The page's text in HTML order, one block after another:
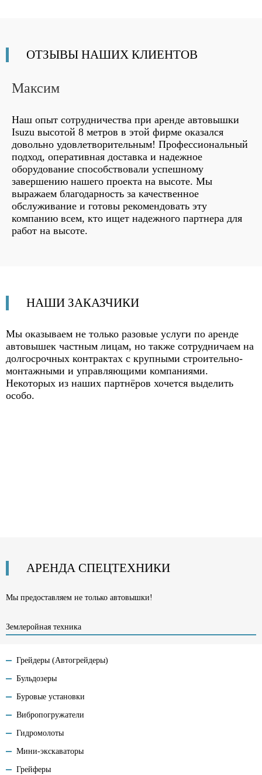
ОТЗЫВЫ НАШИХ КЛИЕНТОВ
Максим
Наш опыт сотрудничества при аренде автовышки
Isuzu высотой 8 метров в этой фирме оказался
довольно удовлетворительным! Профессиональный
подход, оперативная доставка и надежное
оборудование способствовали успешному
завершению нашего проекта на высоте. Мы
выражаем благодарность за качественное
обслуживание и готовы рекомендовать эту
компанию всем, кто ищет надежного партнера для
работ на высоте.
НАШИ ЗАКАЗЧИКИ
Мы оказываем не только разовые услуги по аренде
автовышек частным лицам, но также сотрудничаем на
долгосрочных контрактах с крупными строительно-
монтажными и управляющими компаниями.
Некоторых из наших партнёров хочется выделить
особо.
АРЕНДА СПЕЦТЕХНИКИ
Мы предоставляем не только автовышки!
Землеройная техника
Грейдеры (Автогрейдеры)
Бульдозеры
Буровые установки
Вибропогружатели
Гидромолоты
Мини-экскаваторы
Грейферы